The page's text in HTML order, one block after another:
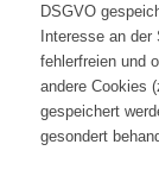
DSGVO
Interesse an der
fehlerfreien und
andere Cookies
gespeichert
gesondert